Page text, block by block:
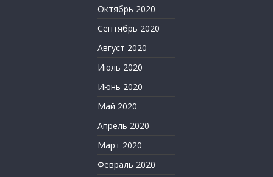
Октябрь 2020
Сентябрь 2020
Август 2020
Июль 2020
Июнь 2020
Май 2020
Апрель 2020
Март 2020
Февраль 2020